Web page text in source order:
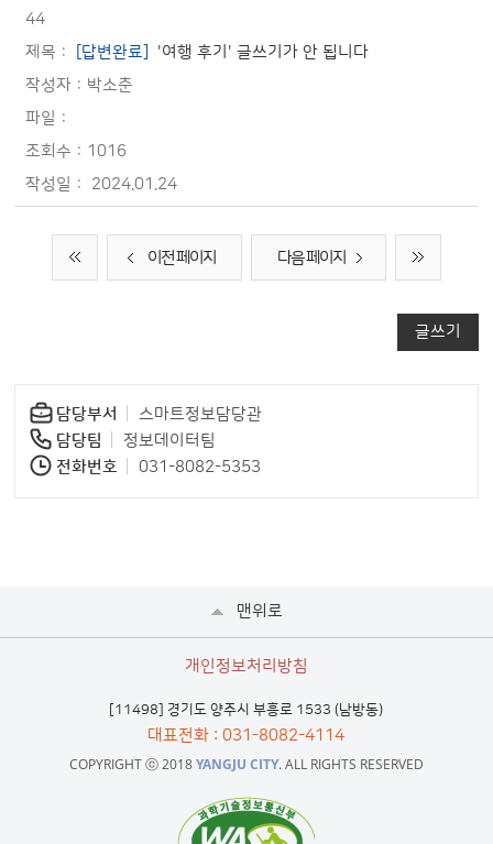
44
[답변완료]
'여행 후기' 글쓰기가 안 됩니다
박소춘
1016
2024.01.24
이전 페이지 다음 페이지
글쓰기
담당부서
스마트정보담당관
담당팀
정보데이터팀
전화번호
031-8082-5353
맨위로
개인정보처리방침
[11498] 경기도 양주시 부흥로 1533 (남방동)
대표전화 : 031-8082-4114
COPYRIGHT ⓒ 2018YANGJU CITY. ALL RIGHTS RESERVED